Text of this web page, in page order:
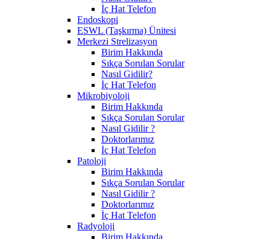
İç Hat Telefon
Endoskopi
ESWL (Taşkırma) Ünitesi
Merkezi Strelizasyon
Birim Hakkında
Sıkça Sorulan Sorular
Nasıl Gidilir?
İç Hat Telefon
Mikrobiyoloji
Birim Hakkında
Sıkça Sorulan Sorular
Nasıl Gidilir ?
Doktorlarımız
İç Hat Telefon
Patoloji
Birim Hakkında
Sıkça Sorulan Sorular
Nasıl Gidilir ?
Doktorlarımız
İç Hat Telefon
Radyoloji
Birim Hakkında